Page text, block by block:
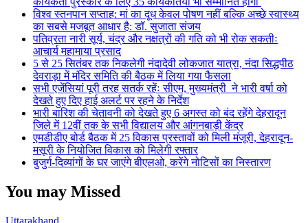
विश्व स्तनपान सप्ताह: मां का दूध केवल पोषण नहीं बल्कि अच्छे स्वास्थ्य
का सबसे मजबूत आधार है: डॉ. सुजाता संजय
पतिव्रता नारी सूर्य, चंद्र और नक्षत्रों की गति को भी रोक सकतीः
आचार्य महामाया प्रसाद
5 से 25 सितंबर तक निकलेगी नंदादेवी लोकजात यात्रा, नंदा सिद्धपीठ
देवराड़ा में मंदिर समिति की बैठक में लिया गया फैसला
सभी एजेंसियां पूरी तरह सतर्क रहेंः सीएम, मुख्यमंत्री ने भारी वर्षा को
देखते हुए दिए हाई अलर्ट पर रहने के निर्देश
भारी बारिश की चेतावनी को देखते हुए 6 अगस्त को बंद रहेंगे देहरादून
जिले में 12वीं तक के सभी विद्यालय और आंगनबाड़ी केंद्र
एमडीडीए बोर्ड बैठक में 25 विकास प्रस्तावों को मिली मंजूरी, देहरादून-
मसूरी के नियोजित विकास को मिलेगी रफ्तार
बुजुर्ग-दिव्यांगों के घर जाएंगे बीएलओ, करेंगे नोटिसों का निस्तारण
You may Missed
Uttarakhand